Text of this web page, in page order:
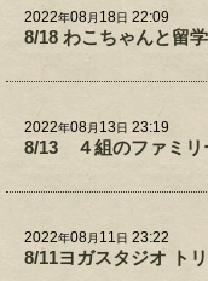
2022年08月 18日 22:09
8/18 わこちゃんと留
2022年08月 13日 23:19
8/13 ４組のファミリ
2022年08月 11日 23:22
8/11ヨガスタジオ ト